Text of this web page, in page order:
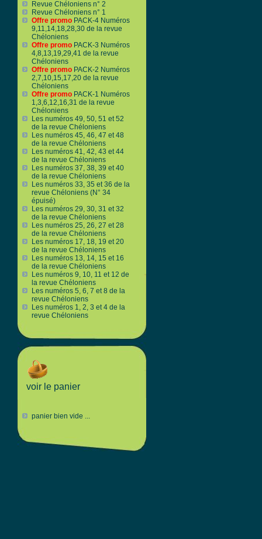
Revue Chéloniens n° 2
Revue Chéloniens n° 1
Offre promo PACK-4 Numéros
9,11,14,18,28,30 de la revue
Chéloniens
Offre promo PACK-3 Numéros
4,8,13,19,29,41 de la revue
Chéloniens
Offre promo PACK-2 Numéros
2,7,10,15,17,20 de la revue
Chéloniens
Offre promo PACK-1 Numéros
1,3,6,12,16,31 de la revue
Chéloniens
Les numéros 49, 50, 51 et 52
de la revue Chéloniens
Les numéros 45, 46, 47 et 48
de la revue Chéloniens
Les numéros 41, 42, 43 et 44
de la revue Chéloniens
Les numéros 37, 38, 39 et 40
de la revue Chéloniens
Les numéros 33, 35 et 36 de la
revue Chéloniens (N° 34
épuisé)
Les numéros 29, 30, 31 et 32
de la revue Chéloniens
Les numéros 25, 26, 27 et 28
de la revue Chéloniens
Les numéros 17, 18, 19 et 20
de la revue Chéloniens
Les numéros 13, 14, 15 et 16
de la revue Chéloniens
Les numéros 9, 10, 11 et 12 de
la revue Chéloniens
Les numéros 5, 6, 7 et 8 de la
revue Chéloniens
Les numéros 1, 2, 3 et 4 de la
revue Chéloniens
voir le panier
panier bien vide ...